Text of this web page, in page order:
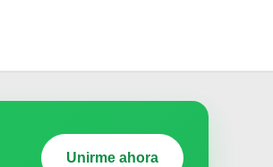
Unirme ahora